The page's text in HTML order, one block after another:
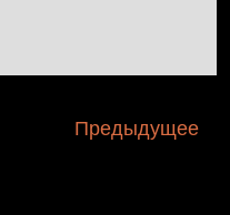
Предыдущее